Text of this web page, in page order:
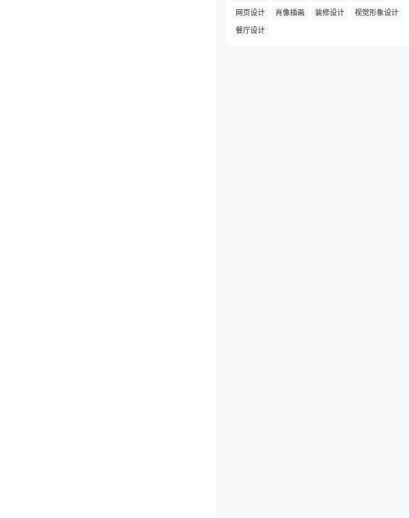
网页设计
肖像插画 装修设计
视觉形象设计
餐厅设计